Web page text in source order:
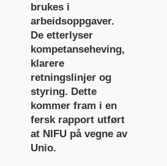
brukes i
arbeidsoppgaver.
De etterlyser
kompetanseheving,
klarere
retningslinjer og
styring. Dette
kommer fram i en
fersk rapport utført
at NIFU på vegne av
Unio.